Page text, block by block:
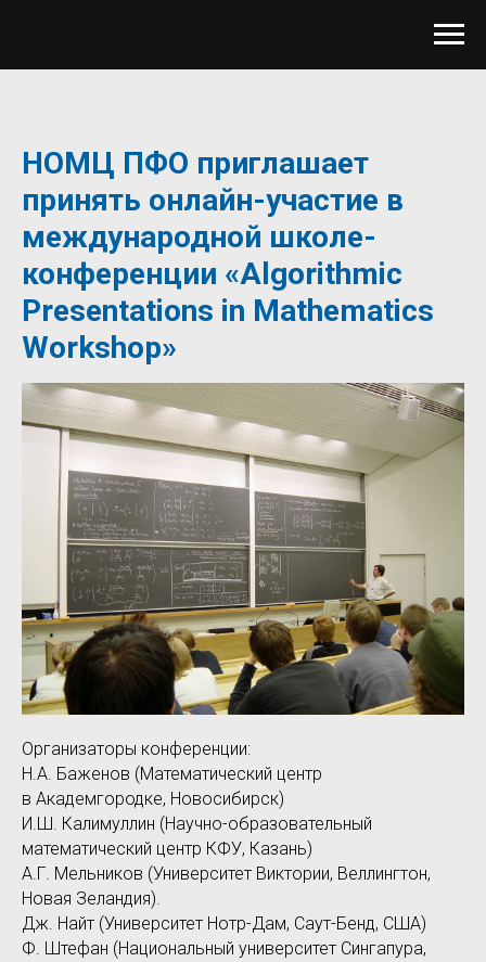
НОМЦ ПФО приглашает
принять онлайн-участие в
международной школе-
конференции «Algorithmic
Presentations in Mathematics
Workshop»
Организаторы конференции:
Н.А. Баженов (Математический центр
в Академгородке, Новосибирск)
И.Ш. Калимуллин (Научно-образовательный
математический центр КФУ, Казань)
А.Г. Мельников (Университет Виктории, Веллингтон,
Новая Зеландия).
Дж. Найт (Университет Нотр-Дам, Саут-Бенд, США)
Ф. Штефан (Национальный университет Сингапура,